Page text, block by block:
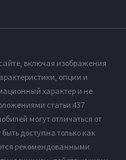
включая изображения
опции и
характер и не
статьи 437
могут отличаться от
доступна только как
рекомендованными